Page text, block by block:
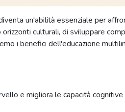
un'abilità essenziale per
culturali, di sviluppare
i benefici dell'educazione
e migliora le capacità